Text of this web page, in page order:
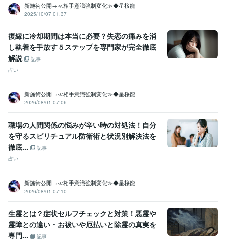
ヒーリング
資格・検定
認定スピリチュアルカウンセラー 取得年 : 2003年
認定レイキヒーラー 取得年 : 2004年
認定レイキティーチャー 取得年 : 2005年
メンタル心理カウンセラー
認定心理士
プログラミング言語・フレームワーク
Git:1年
ビジネス・クリエイティブツール
Excel:5年Word:5年
得意分野
占い
職場 当たる 異性
子宝 妊娠 妊活
宝くじ 運気
運命の人 霊視占い
悩み相談・カウンセリング 霊視、スピリチュアル、占い、波動修正
占い 霊視 スピリチュアル お祓い 波動修正 祈祷 金運
恋愛
仕事占い
ヒーリング
語学力
新施術公開→≪相手意識強制変化≫◆星桜龍
2025/10/07 01:37
復縁に冷却期間は本当に必要？失恋の痛みを消
し執着を手放す５ステップを専門家が完全徹底
解説
記事
占い
新施術公開→≪相手意識強制変化≫◆星桜龍
2026/08/01 07:06
職場の人間関係の悩みが辛い時の対処法！自分
を守るスピリチュアル防衛術と状況別解決法を
徹底...
記事
占い
新施術公開→≪相手意識強制変化≫◆星桜龍
2026/08/01 07:10
生霊とは？症状セルフチェックと対策！悪霊や
霊障との違い・お祓いや厄払いと除霊の真実を
専門...
記事